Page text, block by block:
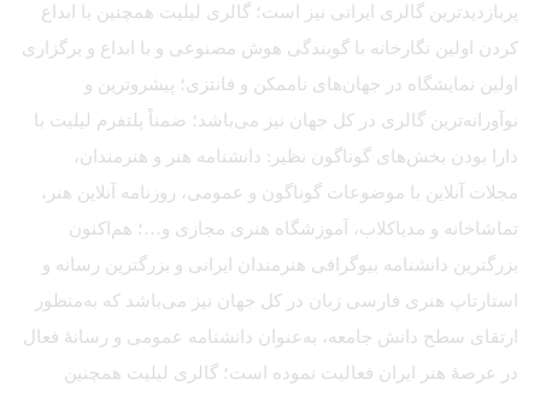
پربازدیدترین گالری ایرانی نیز است؛ گالری لیلیت همچنین با ابداع
کردن اولین نگارخانه با گویندگی هوش مصنوعی و با ابداع و برگزاری
اولین نمایشگاه در جهان‌های ناممکن و فانتزی؛ پیشروترین و
نوآورانه‌ترین گالری در کل جهان نیز می‌باشد؛ ضمناً پلتفرم لیلیت با
دارا بودن بخش‌های گوناگون نظیر: دانشنامه هنر و هنرمندان،
مجلات آنلاین با موضوعات گوناگون و عمومی، روزنامه آنلاین هنر،
تماشاخانه و مدیاکلاب، آموزشگاه هنری مجازی و…؛ هم‌اکنون
بزرگترین دانشنامه بیوگرافی هنرمندان ایرانی و بزرگترین رسانه و
استارتاپ هنری فارسی زبان در کل جهان نیز می‌باشد که به‌منظور
ارتقای سطح دانش جامعه، به‌عنوان دانشنامه عمومی و رسانهٔ فعال
در عرصهٔ هنر ایران فعالیت نموده است؛ گالری لیلیت همچنین